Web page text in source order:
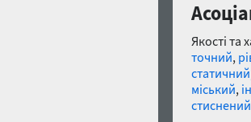
Якості та
точний,
статичний
міський,
стиснений